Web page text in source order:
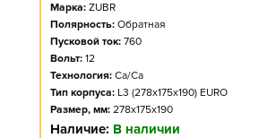
Марка: ZUBR
Полярность: Обратная
Пусковой ток: 760
Вольт: 12
Технология: Ca/Ca
Тип корпуса: L3 (278x175x190) EURO
Размер, мм: 278x175x190
Наличие: В наличии